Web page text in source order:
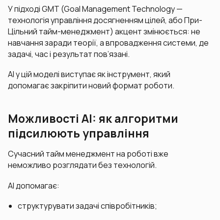
У підході GMT (Goal Management Technology —
технологія управління досягненням цілей, або При-
Цільний тайм-менеджмент) акцент змінюється: не
навчання заради теорії, а впровадження системи, де
задачі, час і результат пов’язані.
AI у цій моделі виступає як інструмент, який
допомагає закріпити новий формат роботи.
Можливості AI: як алгоритми
підсилюють управління
Сучасний тайм менеджмент на роботі вже
неможливо розглядати без технологій.
AI допомагає:
структурувати задачі співробітників;